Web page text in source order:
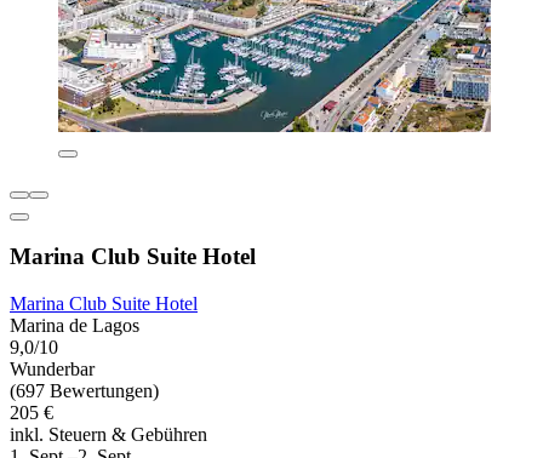
Marina Club Suite Hotel
Marina Club Suite Hotel
Marina de Lagos
9,0/10
Wunderbar
(697 Bewertungen)
205 €
inkl. Steuern & Gebühren